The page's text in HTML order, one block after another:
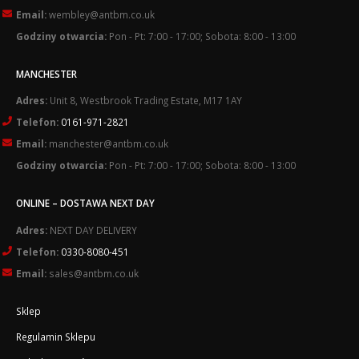
Email:wembley@antbm.co.uk
Godziny otwarcia: Pon - Pt: 7:00 - 17:00; Sobota: 8:00 - 13:00
MANCHESTER
Adres: Unit 8, Westbrook Trading Estate, M17 1AY
Telefon: 0161-971-2821
Email: manchester@antbm.co.uk
Godziny otwarcia: Pon - Pt: 7:00 - 17:00; Sobota: 8:00 - 13:00
ONLINE – DOSTAWA NEXT DAY
Adres: NEXT DAY DELIVERY
Telefon: 0330-8080-451
Email: sales@antbm.co.uk
Sklep
Regulamin Sklepu